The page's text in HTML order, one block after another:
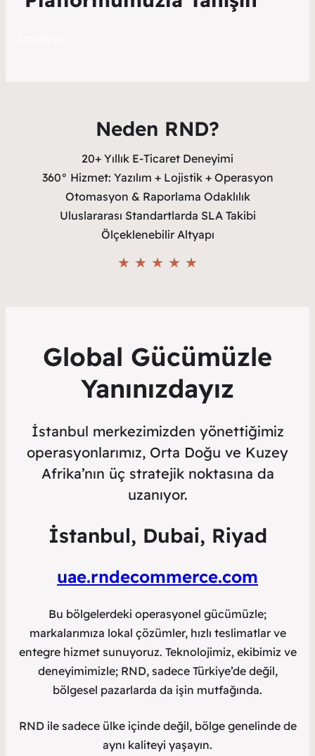
Neden RND?
20+ Yıllık E-Ticaret Deneyimi
360° Hizmet: Yazılım + Lojistik + Operasyon
Otomasyon & Raporlama Odaklılık
Uluslararası Standartlarda SLA Takibi
Ölçeklenebilir Altyapı
★ ★ ★ ★ ★
Global Gücümüzle
Yanınızdayız
İstanbul merkezimizden yönettiğimiz
operasyonlarımız, Orta Doğu ve Kuzey
Afrika’nın üç stratejik noktasına da
uzanıyor.
İstanbul, Dubai, Riyad
uae.rndecommerce.com
Bu bölgelerdeki operasyonel gücümüzle;
markalarımıza lokal çözümler, hızlı teslimatlar ve
entegre hizmet sunuyoruz. Teknolojimiz, ekibimiz ve
deneyimimizle; RND, sadece Türkiye’de değil,
bölgesel pazarlarda da işin mutfağında.
RND ile sadece ülke içinde değil, bölge genelinde de
aynı kaliteyi yaşayın.